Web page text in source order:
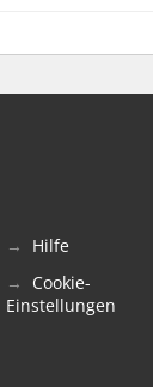
Hilfe
Cookie-
Einstellungen